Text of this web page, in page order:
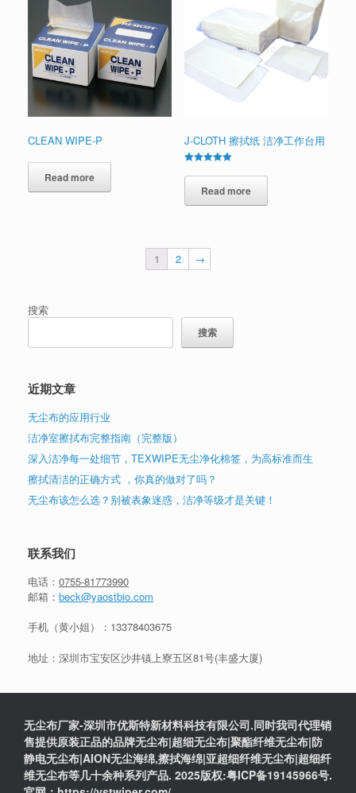
CLEAN WIPE-P
Read more
J-CLOTH 擦拭纸 洁净工作台用
5.00
out of 5Read more
1 2 →
搜索
搜索
近期文章
无尘布的应用行业
洁净室擦拭布完整指南（完整版）
深入洁净每一处细节，TEXWIPE无尘净化棉签，为高标准而生
擦拭清洁的正确方式 ，你真的做对了吗？
无尘布该怎么选？别被表象迷惑，洁净等级才是关键！
联系我们
电话： 0755-81773990
邮箱： beck@yaostbio.com
手机（黄小姐）： 13378403675
地址：深圳市宝安区沙井镇上寮五区81号(丰盛大厦)
无尘布厂家-深圳市优斯特新材料科技有限公司.同时我司代理销
售提供原装正品的品牌无尘布|超细无尘布|聚酯纤维无尘布|防
静电无尘布|AION无尘海绵,擦拭海绵|亚超细纤维无尘布|超细纤
维无尘布等几十余种系列产品. 2025版权:粤ICP备19145966号.